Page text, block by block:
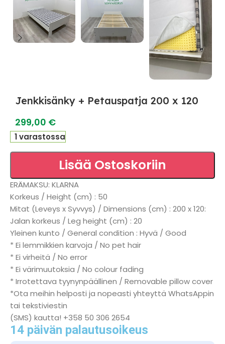
Jenkkisänky + Petauspatja 200 x 120
299,00 €
1 varastossa
Lisää Ostoskoriin
ERÄMAKSU: KLARNA
Korkeus / Height (cm) : 50
Mitat (Leveys x Syvvys) / Dimensions (cm) : 200 x 120:
Jalan korkeus / Leg height (cm) : 20
Yleinen kunto / General condition : Hyvä / Good
* Ei lemmikkien karvoja / No pet hair
* Ei virheitä / No error
* Ei värimuutoksia / No colour fading
* Irrotettava tyynynpäällinen / Removable pillow cover
*Ota meihin helposti ja nopeasti yhteyttä WhatsAppin
tai tekstiviestin
(SMS) kautta! +358 50 306 2654
14 päivän palautusoikeus